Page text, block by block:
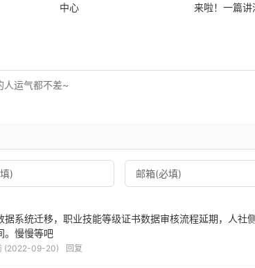
中心
来啦！一篇讲
据系统迁移，职业技能等级证书数据审核流程延期，人社
。慢慢等吧
(2022-09-20) 回复